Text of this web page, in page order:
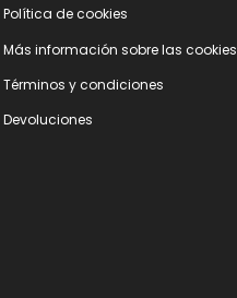
Polí­tica de cookies
Más información sobre las cookies
Términos y condiciones
Devoluciones